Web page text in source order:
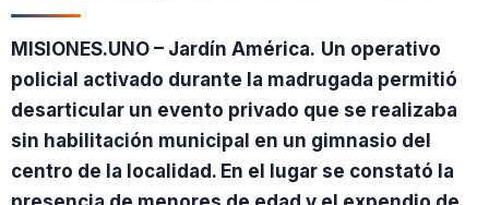
MISIONES.UNO – Jardín América. Un operativo
policial activado durante la madrugada permitió
desarticular un evento privado que se realizaba
sin habilitación municipal en un gimnasio del
centro de la localidad. En el lugar se constató la